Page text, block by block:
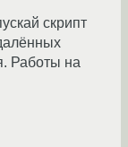
скрипт
Работы на